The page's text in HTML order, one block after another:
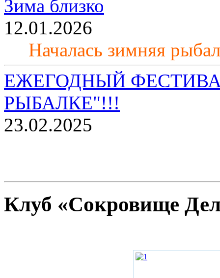
Зима близко
12.01.2026
Началась зимняя
ЕЖЕГОДНЫЙ
РЫБАЛКЕ"!!!
23.02.2025
Клуб «Сокровище